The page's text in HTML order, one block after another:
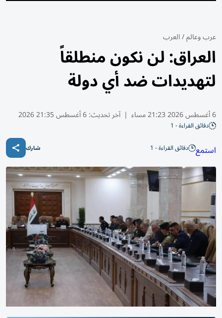
عرب وعالم/العرب
العراق: لن نكون منطلقاً
لتهديدات ضد أي دولة
6 أغسطس 2026 21:23 مساء | آخر تحديث:6 أغسطس 21:35 2026
دقائق القراءة - 1
استمع دقائق القراءة - 1 شارك